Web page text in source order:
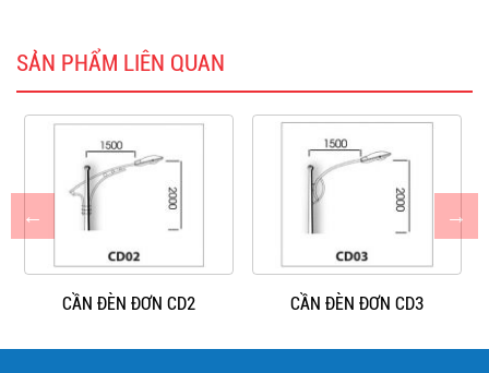
SẢN PHẨM LIÊN QUAN
CẦN ĐÈN ĐƠN CD2 CẦN ĐÈN ĐƠN CD3